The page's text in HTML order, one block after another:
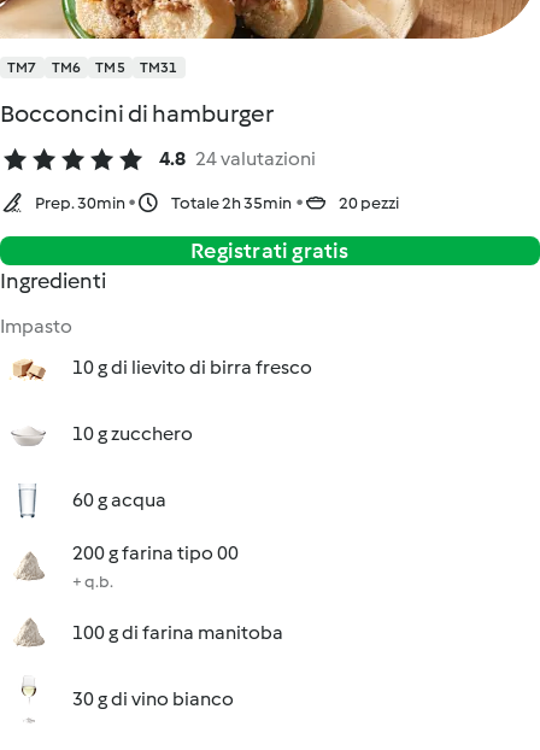
TM7 TM6 TM5 TM31
Bocconcini di hamburger
4.8 24 valutazioni
Prep. 30min Totale 2h 35min 20 pezzi
Registrati gratis
Ingredienti
Impasto
10 g di lievito di birra fresco
10 g zucchero
60 g acqua
200 g farina tipo 00
+ q.b.
100 g di farina manitoba
30 g di vino bianco